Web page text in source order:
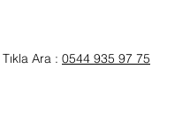
Tıkla Ara : 0544 935 97 75